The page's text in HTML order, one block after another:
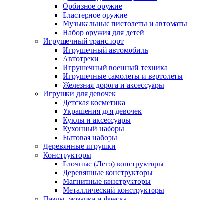
Орбизное оружие
Бластерное оружие
Музыкальные пистолеты и автоматы
Набор оружия для детей
Игрушечный транспорт
Игрушечный автомобиль
Aвтотреки
Игрушечный военный техника
Игрушечные самолеты и вертолеты
Железная дорога и аксессуары
Игрушки для девочек
Детская косметика
Украшения для девочек
Куклы и аксессуары
Кухонный наборы
Бытовая наборы
Деревянные игрушки
Конструкторы
Блочные (Лего) конструкторы
Деревянные конструкторы
Магнитные конструкторы
Металлический конструкторы